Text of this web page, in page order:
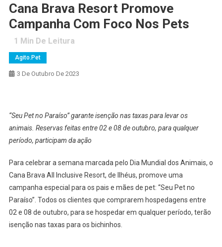
Cana Brava Resort Promove
Campanha Com Foco Nos Pets
1 Min De Leitura
Agito.pet
3 De Outubro De 2023
“Seu Pet no Paraíso” garante isenção nas taxas para levar os
animais. Reservas feitas entre 02 e 08 de outubro, para qualquer
período, participam da ação
Para celebrar a semana marcada pelo Dia Mundial dos Animais, o
Cana Brava All Inclusive Resort, de Ilhéus, promove uma
campanha especial para os pais e mães de pet: “Seu Pet no
Paraíso”. Todos os clientes que comprarem hospedagens entre
02 e 08 de outubro, para se hospedar em qualquer período, terão
isenção nas taxas para os bichinhos.